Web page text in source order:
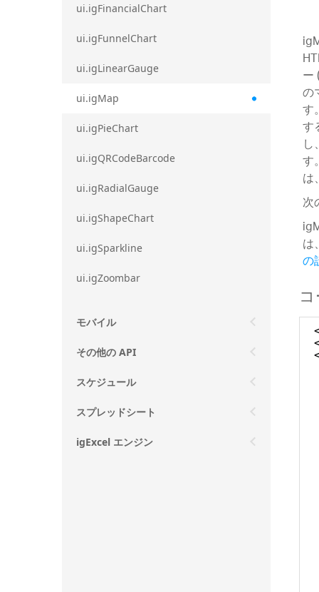
ui.igFinancialChart
ui.igFunnelChart
ui.igLinearGauge
ui.igMap
ui.igPieChart
ui.igQRCodeBarcode
ui.igRadialGauge
ui.igShapeChart
ui.igSparkline
ui.igZoombar
モバイル
その他の API
スケジュール
スプレッドシート
igExcel エンジン
の
す
す
す
は
次
の